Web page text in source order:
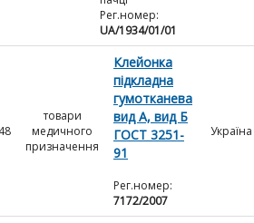
Рег.номер:
UA/1934/01/01
товари
медичного
призначення
Клейонка
підкладна
гумотканева
вид А, вид Б
ГОСТ 3251-
91
Рег.номер:
7172/2007
Україна